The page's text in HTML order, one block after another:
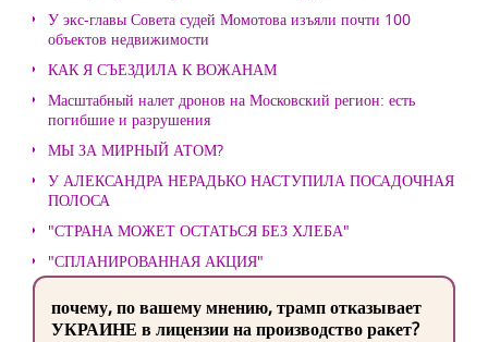
У экс-главы Совета судей Момотова изъяли почти 100
объектов недвижимости
КАК Я СЪЕЗДИЛА К ВОЖАНАМ
Масштабный налет дронов на Московский регион: есть
погибшие и разрушения
МЫ ЗА МИРНЫЙ АТОМ?
У АЛЕКСАНДРА НЕРАДЬКО НАСТУПИЛА ПОСАДОЧНАЯ
ПОЛОСА
"СТРАНА МОЖЕТ ОСТАТЬСЯ БЕЗ ХЛЕБА"
"СПЛАНИРОВАННАЯ АКЦИЯ"
почему, по вашему мнению, трамп отказывает
УКРАИНЕ в лицензии на производство ракет?